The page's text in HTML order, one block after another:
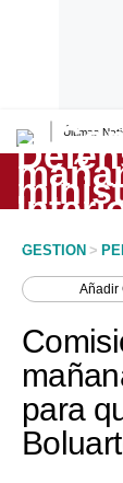
Últimas
Lo último
Peru Quiosco
Economía
Mercados
Perú
GESTION >
Añadir
para